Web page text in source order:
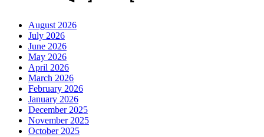
August 2026
July 2026
June 2026
May 2026
April 2026
March 2026
February 2026
January 2026
December 2025
November 2025
October 2025